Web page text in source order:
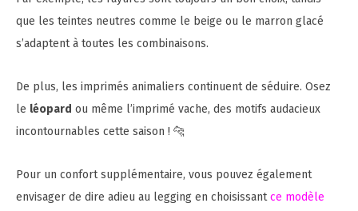
que les teintes neutres comme le beige ou le marron glacé
s’adaptent à toutes les combinaisons.
De plus, les imprimés animaliers continuent de séduire. Osez
le léopard ou même l’imprimé vache, des motifs audacieux
incontournables cette saison ! 🐆
Pour un confort supplémentaire, vous pouvez également
envisager de dire adieu au legging en choisissantce modèle